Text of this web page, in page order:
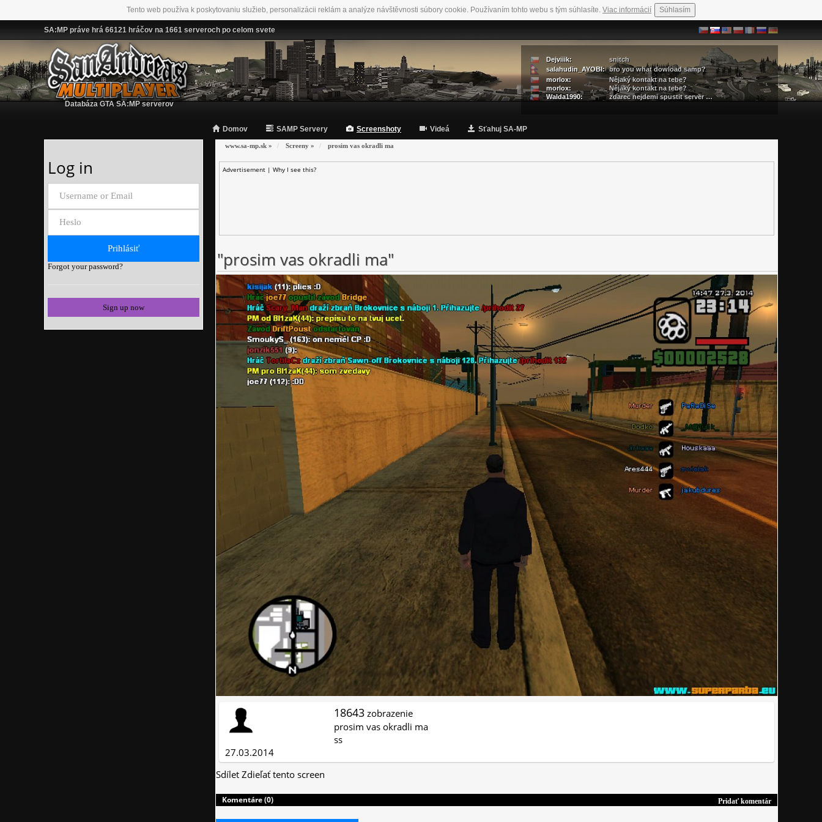
Tento web používa k poskytovaniu služieb, personalizácii reklám a analýze návštěvnosti súbory cookie. Používaním tohto webu s tým súhlasíte. Viac informácií Súhlasím
SA:MP práve hrá 66121 hráčov na 1661 serveroch po celom svete
Databáza GTA SA:MP serverov
Dejviiik:
snitch
salahudin_AYOBI: bro you what dowload samp?
morlox:
Nějaký kontakt na tebe?
morlox:
Nějaký kontakt na tebe?
Walda1990:
zdarec nejdemi spustit server …
Domov SAMP Servery Screenshoty Videá Sťahuj SA-MP
www.sa-mp.sk » Screeny » prosim vas okradli ma
Advertisement | Why I see this?
"prosim vas okradli ma"
18643zobrazenie
prosim vas okradli ma
ss
27.03.2014
Sdílet Zdieľať tento screen
Pridať komentár
Komentáre (0)
Log in
Forgot your password?
Sign up now